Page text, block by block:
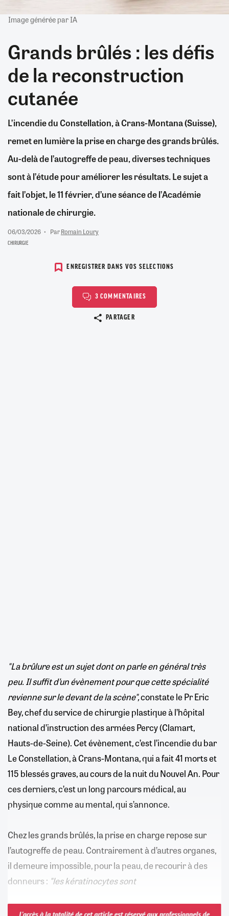
Image générée par IA
Grands brûlés : les défis
de la reconstruction
cutanée
L’incendie du Constellation, à Crans-Montana (Suisse),
remet en lumière la prise en charge des grands brûlés.
Au-delà de l’autogreffe de peau, diverses techniques
sont à l’étude pour améliorer les résultats. Le sujet a
fait l’objet, le 11 février, d’une séance de l’Académie
nationale de chirurgie.
06/03/2026 ParRomain Loury
CHIRURGIE
ENREGISTRER DANS VOS SELECTIONS
3 COMMENTAIRES
PARTAGER
"La brûlure est un sujet dont on parle en général très
peu. Il suffit d’un évènement pour que cette spécialité
revienne sur le devant de la scène",constate le Pr Eric
Bey, chef du service de chirurgie plastique à l’hôpital
national d’instruction des armées Percy (Clamart,
Hauts-de-Seine). Cet évènement, c’est l’incendie du bar
Le Constellation, à Crans-Montana, qui a fait 41 morts et
115 blessés graves, au cours de la nuit du Nouvel An. Pour
ces derniers, c’est un long parcours médical, au
physique comme au mental, qui s’annonce.
Chez les grands brûlés, la prise en charge repose sur
l’autogreffe de peau. Contrairement à d’autres organes,
il demeure impossible, pour la peau, de recourir à des
donneurs : "les kératinocytes sont